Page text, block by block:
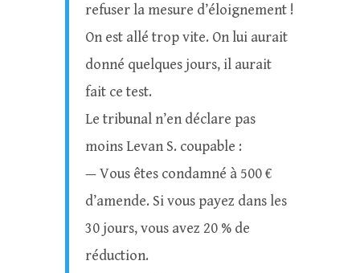
refuser la mesure d’éloignement !
On est allé trop vite. On lui aurait
donné quelques jours, il aurait
fait ce test.
Le tribunal n’en déclare pas
moins Levan S. coupable :
— Vous êtes condamné à 500 €
d’amende. Si vous payez dans les
30 jours, vous avez 20 % de
réduction.